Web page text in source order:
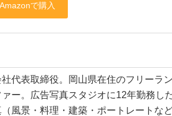
代表取締役。岡山県在住のフリーラ
ー。広告写真スタジオに12年勤務し
風景・料理・建築・ポートレートな